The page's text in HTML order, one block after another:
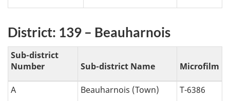
District: 139 – Beauharnois
Sub-district
Number
Sub-district Name Microfilm
A Beauharnois (Town) T-6386